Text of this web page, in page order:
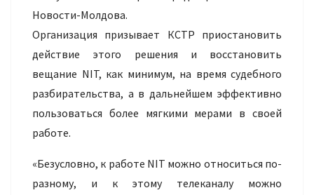
Новости-Молдова.
Организация призывает КСТР приостановить
действие этого решения и восстановить
вещание NIT, как минимум, на время судебного
разбирательства, а в дальнейшем эффективно
пользоваться более мягкими мерами в своей
работе.
«Безусловно, к работе NIT можно относиться по-
разному, и к этому телеканалу можно